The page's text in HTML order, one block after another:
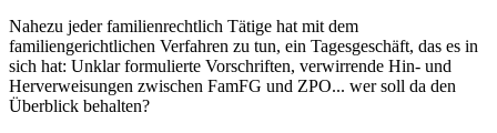
Nahezu jeder familienrechtlich Tätige hat mit dem
familiengerichtlichen Verfahren zu tun, ein Tagesgeschäft, das es in
sich hat: Unklar formulierte Vorschriften, verwirrende Hin- und
Herverweisungen zwischen FamFG und ZPO... wer soll da den
Überblick behalten?